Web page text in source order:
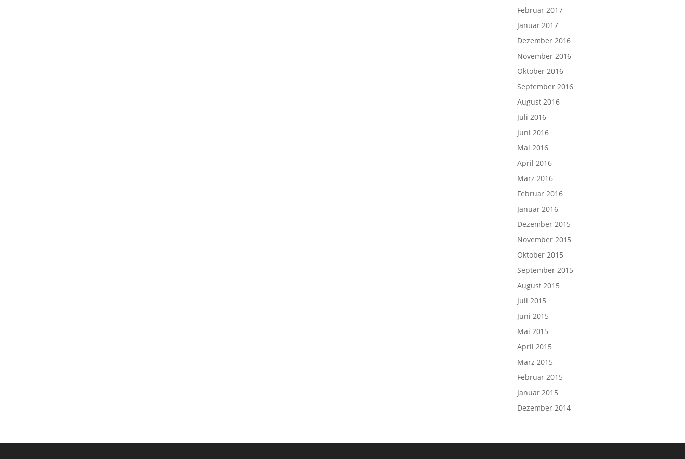
Februar 2017
Januar 2017
Dezember 2016
November 2016
Oktober 2016
September 2016
August 2016
Juli 2016
Juni 2016
Mai 2016
April 2016
März 2016
Februar 2016
Januar 2016
Dezember 2015
November 2015
Oktober 2015
September 2015
August 2015
Juli 2015
Juni 2015
Mai 2015
April 2015
März 2015
Februar 2015
Januar 2015
Dezember 2014